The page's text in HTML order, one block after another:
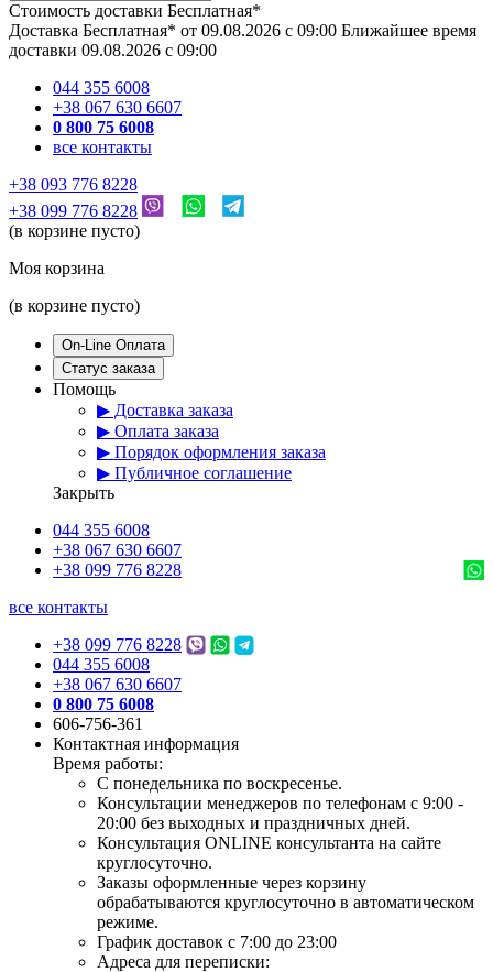
Стоимость доставки Бесплатная*
Доставка Бесплатная* от 09.08.2026 c 09:00 Ближайшее время
доставки 09.08.2026 c 09:00
044 355 6008
+38 067 630 6607
0 800 75 6008
все контакты
+38 093 776 8228
+38 099 776 8228
(в корзине пусто)
Моя корзина
(в корзине пусто)
On-Line Оплата
Статус заказа
Помощь
▶ Доставка заказа
▶ Оплата заказа
▶ Порядок оформления заказа
▶ Публичное соглашение
Закрыть
044 355 6008
+38 067 630 6607
+38 099 776 8228
все контакты
+38 099 776 8228
044 355 6008
+38 067 630 6607
0 800 75 6008
606-756-361
Контактная информация
Время работы:
С понедельника по воскресенье.
Консультации менеджеров по телефонам с 9:00 -
20:00 без выходных и праздничных дней.
Консультация ONLINE консультанта на сайте
круглосуточно.
Заказы оформленные через корзину
обрабатываются круглосуточно в автоматическом
режиме.
График доставок с 7:00 до 23:00
Адреса для переписки: